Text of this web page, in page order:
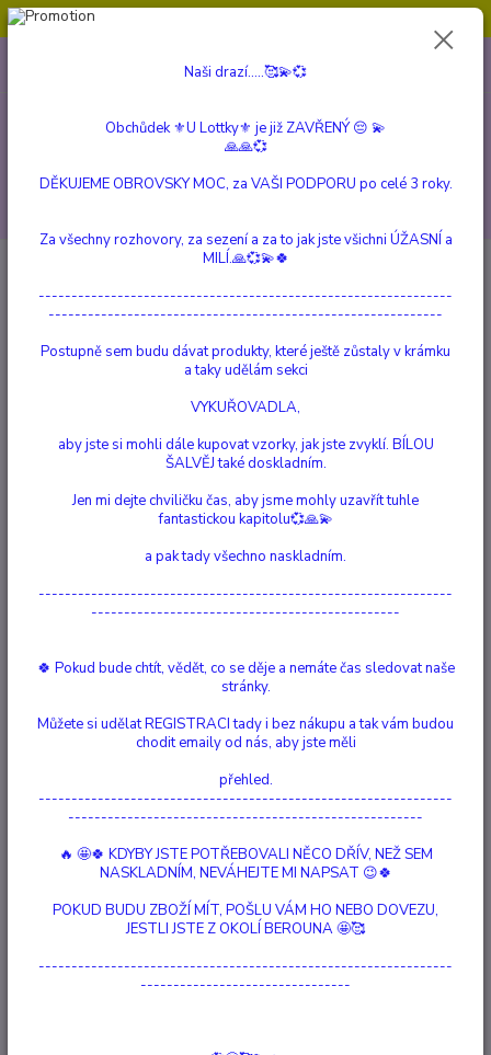
CZK
KYVADLA A VIRGULE
Kyvadlo
je zesilovačem vyjadřujícím vnímání osoby, která s kyvadlem
Dalo by se tedy říci, že kyvadlo je nástroj sloužící k rozšíření naší
existují na podvědomé úrovni vnitřního bytí.
Jinými slovy, kyvadlo pouze umožňuje fyzicky vidět to, co
Původ kyvadla není zcela jasný.
popsal, byl římský historik Ammianus Marcellinus již ve 4. stol. n.
l.
V jednom ze svých děl tehdy vylíčil osud skupiny zatčených
konspirátorů.
Doznání jednoho z nich hovořilo o knězi, který držel prsten
zavěšený na tenkém vlákně nad okrouhlou mísou, po jejímž okraji
byla rozmístěna písmena abecedy, a měl přinášet zprávy.
duchů a ke zjišťování odkud přišli.
Naši drazí.....🥰💫💞
Obchůdek ⚜️U Lottky⚜️ je již ZAVŘENÝ 😔 💫
🙏🙏💞
DĚKUJEME OBROVSKY MOC, za VAŠI PODPORU po celé 3 roky.
Za všechny rozhovory, za sezení a za to jak jste všichni ÚŽASNÍ a
MILÍ.🙏💞💫🍀
---------------------------------------------------------------
------------------------------------------------------------
Postupně sem budu dávat produkty, které ještě zůstaly v krámku
a taky udělám sekci
VYKUŘOVADLA,
aby jste si mohli dále kupovat vzorky, jak jste zvyklí. BÍLOU
ŠALVĚJ také doskladním.
Jen mi dejte chviličku čas, aby jsme mohly uzavřít tuhle
fantastickou kapitolu💞🙏💫
a pak tady všechno naskladním.
---------------------------------------------------------------
-----------------------------------------------
🍀 Pokud bude chtít, vědět, co se děje a nemáte čas sledovat naše
stránky.
Můžete si udělat REGISTRACI tady i bez nákupu a tak vám budou
chodit emaily od nás, aby jste měli
přehled.
---------------------------------------------------------------
------------------------------------------------------
🔥 🤩🍀 KDYBY JSTE POTŘEBOVALI NĚCO DŘÍV, NEŽ SEM
NASKLADNÍM, NEVÁHEJTE MI NAPSAT 😉🍀
POKUD BUDU ZBOŽÍ MÍT, POŠLU VÁM HO NEBO DOVEZU,
JESTLI JSTE Z OKOLÍ BEROUNA 🤩🥰
---------------------------------------------------------------
--------------------------------